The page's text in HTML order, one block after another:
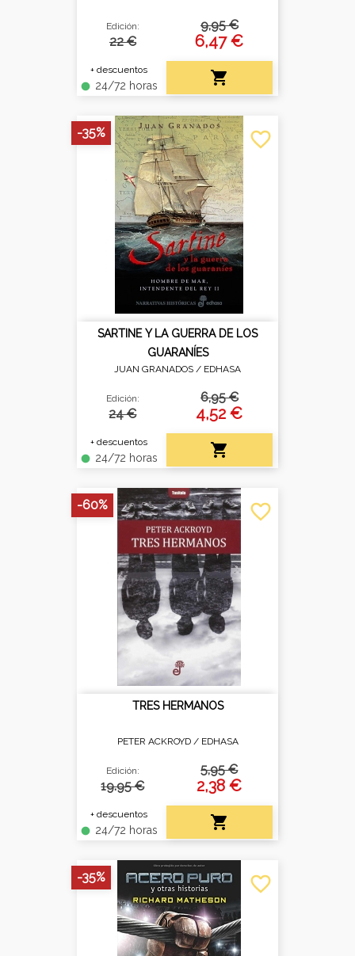
Edición:
22 €
+ descuentos
fiber_manual_record 24/72 horas
9,95 €
6,47 €

SARTINE Y LA GUERRA DE LOS
GUARANÍES
JUAN GRANADOS / EDHASA
Edición:
24 €
+ descuentos
fiber_manual_record 24/72 horas
6,95 €
4,52 €

favorite_border
-35%
TRES HERMANOS
PETER ACKROYD / EDHASA
Edición:
19.95 €
+ descuentos
fiber_manual_record 24/72 horas
5,95 €
2,38 €

favorite_border
-60%
favorite_border
-35%